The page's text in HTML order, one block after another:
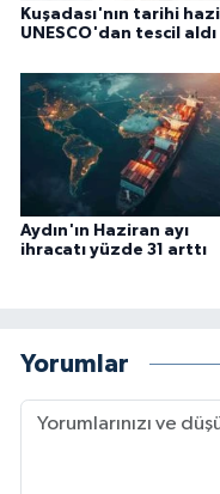
Kuşadası'nın tarihi
UNESCO'dan tescil aldı
Aydın'ın Haziran ayı
ihracatı yüzde 31 arttı
Yorumlar